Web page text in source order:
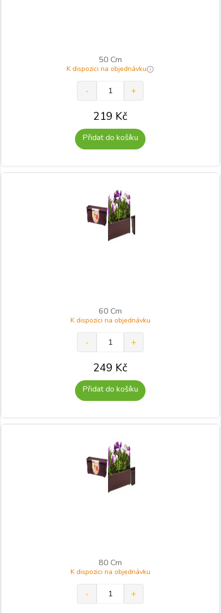
50 Cm
K dispozici na objednávku
219 Kč
Přidat do košíku
60 Cm
K dispozici na objednávku
249 Kč
Přidat do košíku
80 Cm
K dispozici na objednávku